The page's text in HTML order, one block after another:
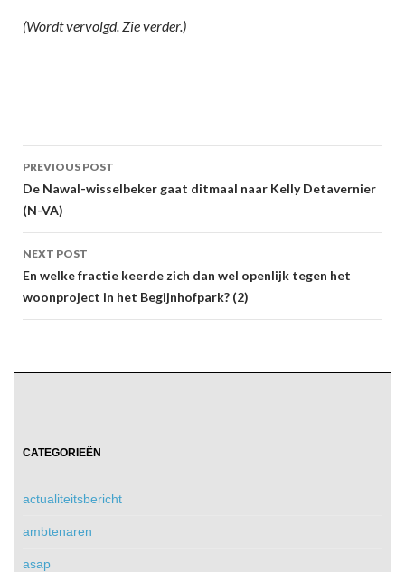
(Wordt vervolgd. Zie verder.)
Post
navigation
PREVIOUS POST
De Nawal-wisselbeker gaat ditmaal naar Kelly Detavernier
(N-VA)
NEXT POST
En welke fractie keerde zich dan wel openlijk tegen het
woonproject in het Begijnhofpark? (2)
CATEGORIEËN
actualiteitsbericht
ambtenaren
asap